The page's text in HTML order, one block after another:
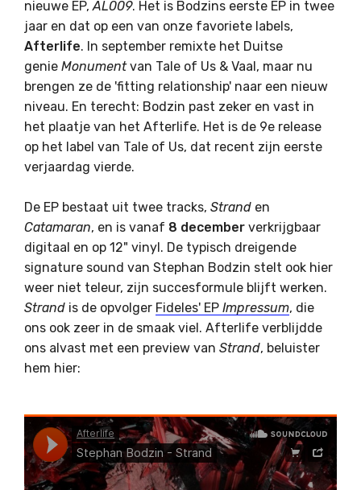
nieuwe EP,AL009. Het is Bodzins eerste EP in twee
jaar en dat op een van onze favoriete labels,
Afterlife. In september remixte het Duitse
genie Monumentvan Tale of Us & Vaal, maar nu
brengen ze de 'fitting relationship' naar een nieuw
niveau. En terecht: Bodzin past zeker en vast in
het plaatje van het Afterlife. Het is de 9e release
op het label van Tale of Us, dat recent zijn eerste
verjaardag vierde.
De EP bestaat uit twee tracks, Strand en
Catamaran, en is vanaf 8 december verkrijgbaar
digitaal en op 12" vinyl. De typisch dreigende
signature sound van Stephan Bodzin stelt ook hier
weer niet teleur, zijn succesformule blijft werken.
Strand is de opvolger Fideles' EP Impressum, die
ons ook zeer in de smaak viel. Afterlife verblijdde
ons alvast met een preview van Strand, beluister
hem hier: